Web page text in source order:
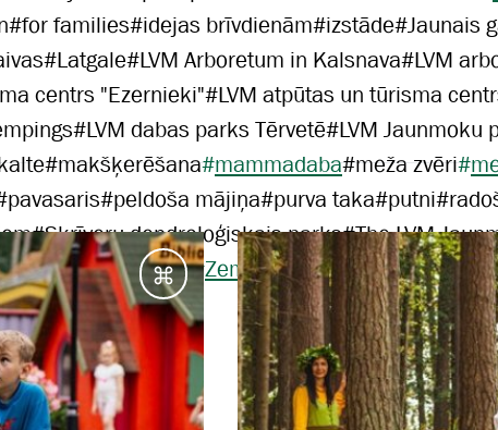
#for families#idejas brīvdienām#izstāde#Jaunais
#Latgale#LVM Arboretum in Kalsnava#LVM
centrs "Ezernieki"#LVM atpūtas un tūrisma
#LVM dabas parks Tērvetē#LVM Jaunmoku
#makšķerēšana#mammadaba#meža zvēri#
pavasaris#peldoša mājiņa#purva taka#putni#
#Skrīveru dendroloģiskais parks#The LVM
#vienas dienas#Zemgale# ziema
Galamērķi